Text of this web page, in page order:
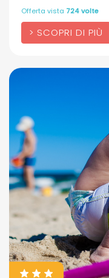
SCOPRI DI PIÙ
Offerta vista 724 volte